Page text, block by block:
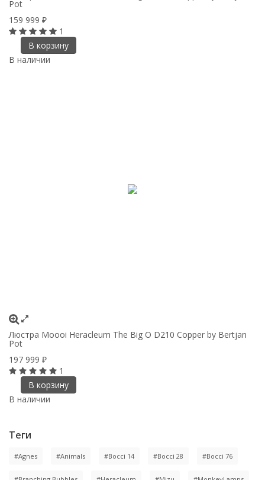
Pot
159 999 ₽
1
В корзину
В наличии
Люстра Moooi Heracleum The Big O D210 Copper by Bertjan
Pot
197 999 ₽
1
В корзину
В наличии
Теги
#Agnes #Animals #Bocci 14 #Bocci 28 #Bocci 76